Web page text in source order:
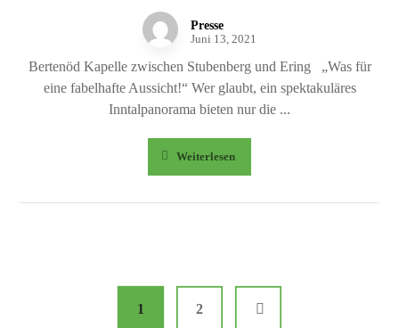
Presse
Juni 13, 2021
Bertenöd Kapelle zwischen Stubenberg und Ering „Was für
eine fabelhafte Aussicht!“ Wer glaubt, ein spektakuläres
Inntalpanorama bieten nur die ...
Weiterlesen
1 2